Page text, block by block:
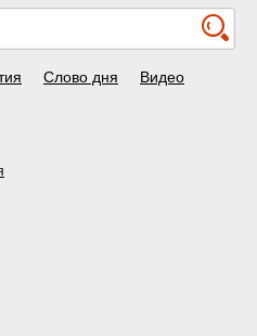
Слово дня Видео